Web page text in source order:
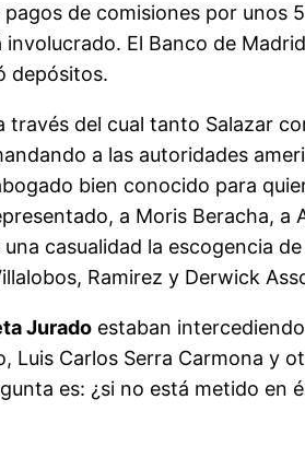
de comisiones por unos
El Banco de
depósitos.
del cual tanto Salazar
a las autoridades
bien conocido para
a Moris Beracha, a
casualidad la escogencia
Ramirez y Derwick
Jurado estaban
Luis Carlos Serra Carmona y
es: ¿si no está metido en